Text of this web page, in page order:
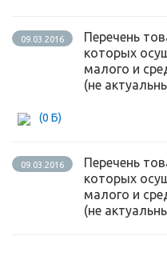
09.03.2016
Перечень
которых
малого и
(не
(0 Б)
09.03.2016
Перечень
которых
малого и
(не